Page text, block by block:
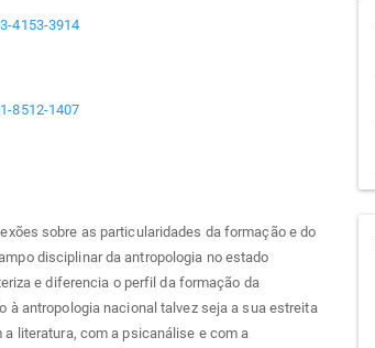
4153-3914
8512-1407
sobre as particularidades da formação e do
disciplinar da antropologia no estado
e diferencia o perfil da formação da
à antropologia nacional talvez seja a sua estreita
literatura, com a psicanálise e com a